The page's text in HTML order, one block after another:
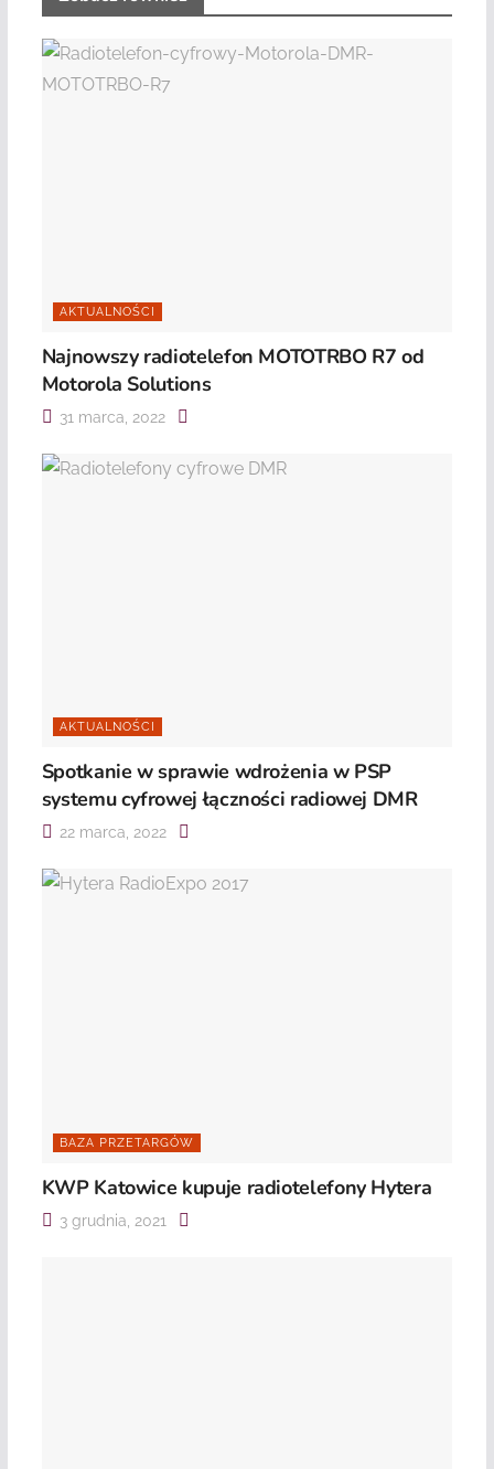
AKTUALNOŚCI
Najnowszy radiotelefon MOTOTRBO R7 od
Motorola Solutions
31 marca, 2022
AKTUALNOŚCI
Spotkanie w sprawie wdrożenia w PSP
systemu cyfrowej łączności radiowej DMR
22 marca, 2022
BAZA PRZETARGÓW
KWP Katowice kupuje radiotelefony Hytera
3 grudnia, 2021